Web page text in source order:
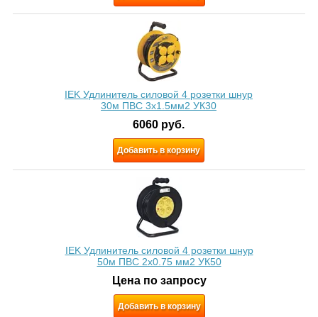
IEK Удлинитель силовой 4 розетки шнур
30м ПВС 3х1.5мм2 УК30
6060 руб.
Добавить в корзину
IEK Удлинитель силовой 4 розетки шнур
50м ПВС 2х0.75 мм2 УК50
Цена по запросу
Добавить в корзину